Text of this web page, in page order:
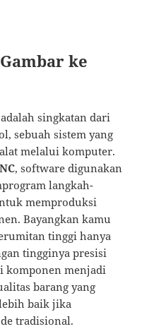
ke
singkatan dari
sebuah sistem yang
melalui komputer.
, software digunakan
langkah-
memproduksi
Bayangkan kamu
tinggi hanya
tingginya presisi
komponen menjadi
barang yang
baik jika
tradisional.